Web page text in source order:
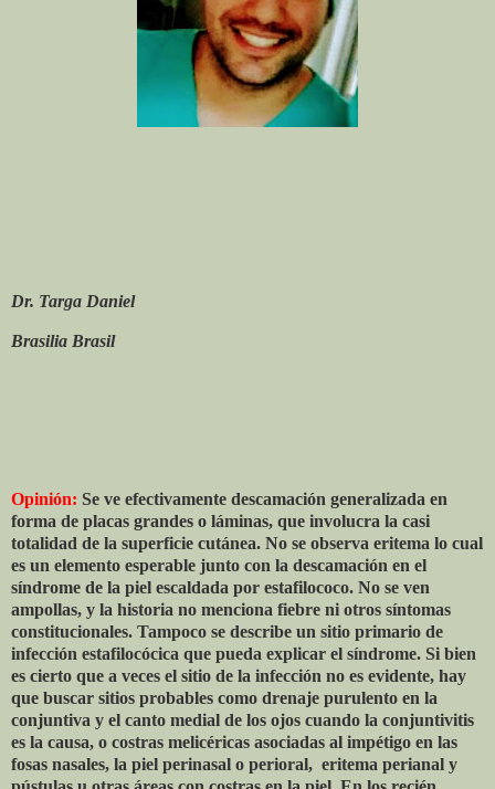
Dr. Targa Daniel
Brasilia Brasil
Opinión: Se ve efectivamente descamación generalizada en
forma de placas grandes o láminas, que involucra la casi
totalidad de la superficie cutánea. No se observa eritema lo cual
es un elemento esperable junto con la descamación en el
síndrome de la piel escaldada por estafilococo. No se ven
ampollas, y la historia no menciona fiebre ni otros síntomas
constitucionales. Tampoco se describe un sitio primario de
infección estafilocócica que pueda explicar el síndrome. Si bien
es cierto que a veces el sitio de la infección no es evidente, hay
que buscar sitios probables como drenaje purulento en la
conjuntiva y el canto medial de los ojos cuando la conjuntivitis
es la causa, o costras melicéricas asociadas al impétigo en las
fosas nasales, la piel perinasal o perioral, eritema perianal y